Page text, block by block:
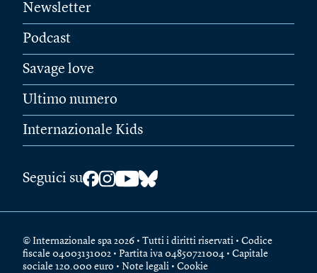
Newsletter
Podcast
Savage love
Ultimo numero
Internazionale Kids
Seguici su
© Internazionale spa 2026 • Tutti i diritti riservati • Codice
fiscale 04003131002 • Partita iva 04850721004 • Capitale
sociale 120.000 euro • Note legali • Cookie